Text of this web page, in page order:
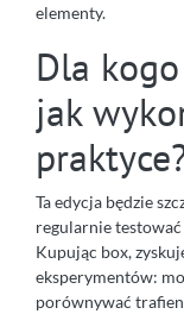
elementy.
Dla
jak
Ta edycja będzie
regularnie
Kupując box,
eksperymentów:
porównywać